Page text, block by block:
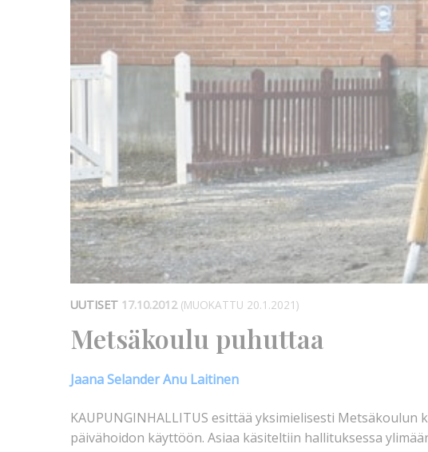
UUTISET 17.10.2012 (MUOKATTU 20.1.2021)
Metsäkoulu puhuttaa
Jaana Selander Anu Laitinen
KAUPUNGINHALLITUS esittää yksimielisesti Metsäkoulun
päivähoidon käyttöön. Asiaa käsiteltiin hallituksessa